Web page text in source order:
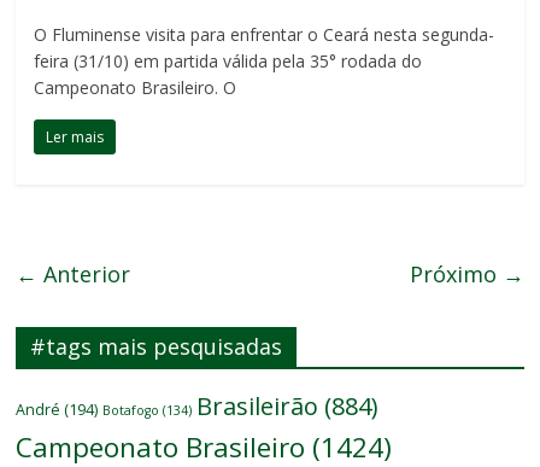
O Fluminense visita para enfrentar o Ceará nesta segunda-
feira (31/10) em partida válida pela 35° rodada do
Campeonato Brasileiro. O
Ler mais
← Anterior Próximo →
#tags mais pesquisadas
André (194) Botafogo (134) Brasileirão (884)
Campeonato Brasileiro (1424)